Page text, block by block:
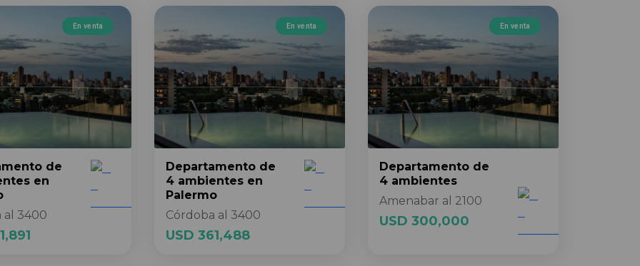
En venta
de
en
al 3400
En venta
Departamento de
4 ambientes en
Palermo
Córdoba al 3400
USD 361,488
En venta
Departamento de
4 ambientes
Amenabar al 2100
USD 300,000